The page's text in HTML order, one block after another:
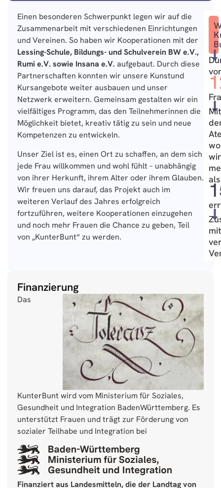
Einen besonderen Schwerpunkt legen wir auf die
Zusammenarbeit mit verschiedenen Einrichtungen
und Vereinen. So haben wir Kooperationen mit der
Lessing-Schule, Bildungs- und Schulverein BW e.V.,
Rumi e.V. sowie Insana e.V. aufgebaut. Durch diese
Partnerschaften konnten wir unsere Kunstund
Kursangebote weiter ausbauen und unser
Netzwerk erweitern. Gemeinsam gestalten wir ein
vielfältiges Programm, das den Teilnehmerinnen die
Möglichkeit bietet, kreativ tätig zu sein und neue
Kompetenzen zu entwickeln.
Unser Ziel ist es, einen Ort zu schaffen, an dem sich
jede Frau willkommen und wohl fühlt – unabhängig
von ihrer Herkunft, ihrem Alter oder ihrem Glauben.
Wir freuen uns darauf, das Projekt auch im
weiteren Verlauf des Jahres erfolgreich
fortzuführen, weitere Kooperationen einzugehen
und noch mehr Frauen die Chance zu geben, Teil
von „KunterBunt“ zu werden.
Mit
wir
als
mit
Finanzierung
Das
KunterBunt wird vom Ministerium für Soziales,
Gesundheit und Integration BadenWürttemberg. Es
unterstützt Frauen und trägt zur Förderung von
sozialer Teilhabe und Integration bei
Finanziert aus Landesmitteln, die der Landtag von